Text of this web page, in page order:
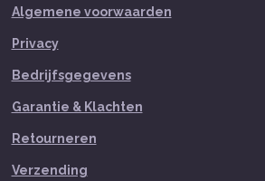
Algemene voorwaarden
Privacy
Bedrijfsgegevens
Garantie & Klachten
Retourneren
Verzending